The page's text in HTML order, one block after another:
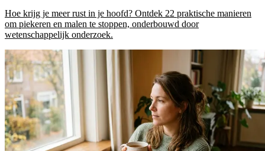
Hoe krijg je meer rust in je hoofd? Ontdek 22 praktische manieren
om piekeren en malen te stoppen, onderbouwd door
wetenschappelijk onderzoek.